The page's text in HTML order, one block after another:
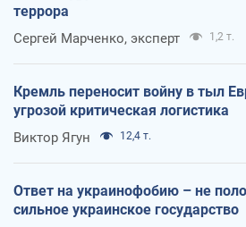
террора
Сергей Марченко, эксперт 1,2 т.
Кремль переносит войну в тыл
угрозой критическая логистика
Виктор Ягун 12,4 т.
Ответ на украинофобию – не
сильное украинское государство